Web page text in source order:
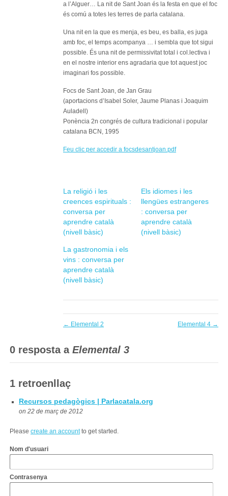
a l’Alguer… La nit de Sant Joan és la festa en que el foc
és comú a totes les terres de parla catalana.
Una nit en la que es menja, es beu, es balla, es juga
amb foc, el temps acompanya … i sembla que tot sigui
possible. És una nit de permissivitat total i col.lectiva i
en el nostre interior ens agradaria que tot aquest joc
imaginari fos possible.
Focs de Sant Joan, de Jan Grau
(aportacions d’Isabel Soler, Jaume Planas i Joaquim
Auladell)
Ponència 2n congrés de cultura tradicional i popular
catalana BCN, 1995
Feu clic per accedir a focsdesantjoan.pdf
La religió i les
creences espirituals :
conversa per
aprendre català
(nivell bàsic)
Els idiomes i les
llengües estrangeres
: conversa per
aprendre català
(nivell bàsic)
La gastronomia i els
vins : conversa per
aprendre català
(nivell bàsic)
← Elemental 2 Elemental 4 →
0 resposta a Elemental 3
1 retroenllaç
Recursos pedagògics | Parlacatala.org
on 22 de març de 2012
Please create an accountto get started.
Nom d'usuari
Contrasenya